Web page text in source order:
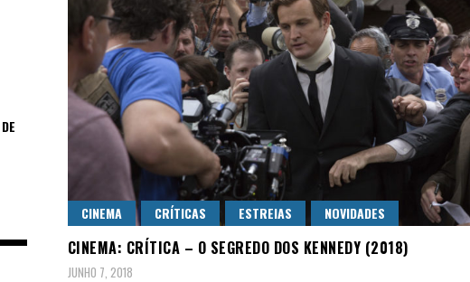
CINEMA CRÍTICAS ESTREIAS NOVIDADES
CINEMA: CRÍTICA – O SEGREDO DOS KENNEDY (2018)
JUNHO 7, 2018